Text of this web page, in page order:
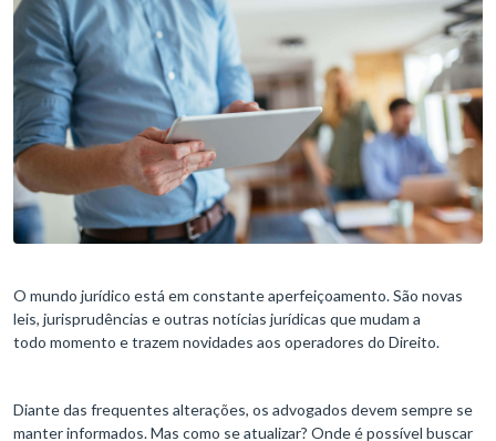
O mundo jurídico está em constante aperfeiçoamento. São novas
leis, jurisprudências e outras notícias jurídicas que mudam a
todo momento e trazem novidades aos operadores do Direito.
Diante das frequentes alterações, os advogados devem sempre se
manter informados. Mas como se atualizar? Onde é possível buscar